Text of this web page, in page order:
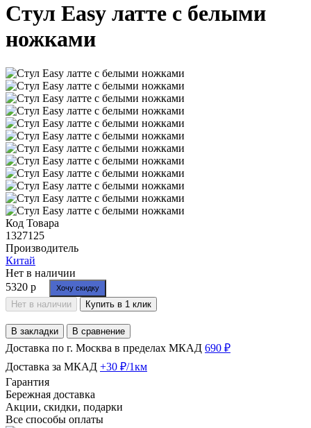
Стул Easy латте с белыми
ножками
Код Товара
1327125
Производитель
Китай
Нет в наличии
5320 р
Хочу скидку
Нет в наличии Купить в 1 клик
В закладки В сравнение
Доставка по г. Москва в пределах МКАД 690 ₽
Доставка за МКАД +30 ₽/1км
Гарантия
Бережная доставка
Акции, скидки, подарки
Все способы оплаты